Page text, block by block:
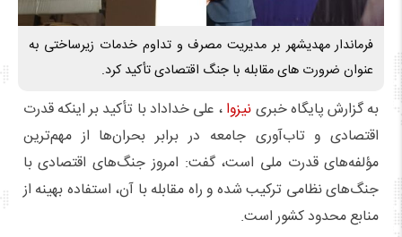
فرماندار مهدیشهر بر مدیریت مصرف و تداوم خدمات زیرساختی به
عنوان ضرورت های مقابله با جنگ اقتصادی تأکید کرد.
به گزارش پایگاه خبرینیزوا، علی خداداد با تأکید بر اینکه قدرت
اقتصادی و تاب‌آوری جامعه در برابر بحران‌ها از مهم‌ترین
مؤلفه‌های قدرت ملی است، گفت: امروز جنگ‌های اقتصادی با
جنگ‌های نظامی ترکیب شده و راه مقابله با آن، استفاده بهینه از
منابع محدود کشور است.